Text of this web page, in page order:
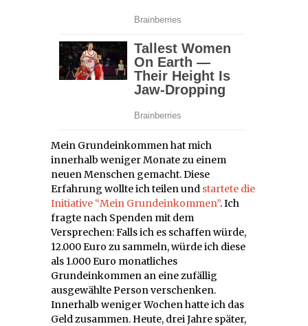
Mein Grundeinkommen hat mich
innerhalb weniger Monate zu einem
neuen Menschen gemacht. Diese
Erfahrung wollte ich teilen und startete die
Initiative “Mein Grundeinkommen”. Ich
fragte nach Spenden mit dem
Versprechen: Falls ich es schaffen würde,
12.000 Euro zu sammeln, würde ich diese
als 1.000 Euro monatliches
Grundeinkommen an eine zufällig
ausgewählte Person verschenken.
Innerhalb weniger Wochen hatte ich das
Geld zusammen. Heute, drei Jahre später,